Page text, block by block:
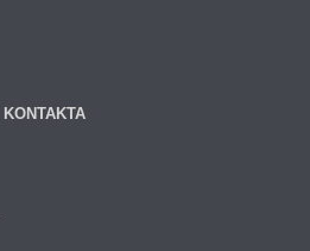
KONTAKTA